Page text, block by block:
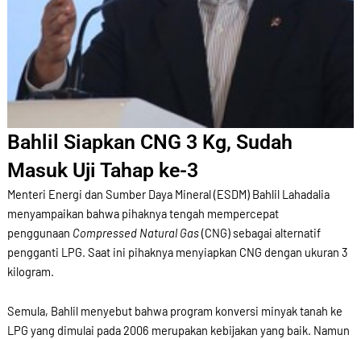
Bahlil Siapkan CNG 3 Kg, Sudah
Masuk Uji Tahap ke-3
Menteri Energi dan Sumber Daya Mineral (ESDM) Bahlil Lahadalia
menyampaikan bahwa pihaknya tengah mempercepat
penggunaan Compressed Natural Gas(CNG) sebagai alternatif
pengganti LPG. Saat ini pihaknya menyiapkan CNG dengan ukuran 3
kilogram.
Semula, Bahlil menyebut bahwa program konversi minyak tanah ke
LPG yang dimulai pada 2006 merupakan kebijakan yang baik. Namun